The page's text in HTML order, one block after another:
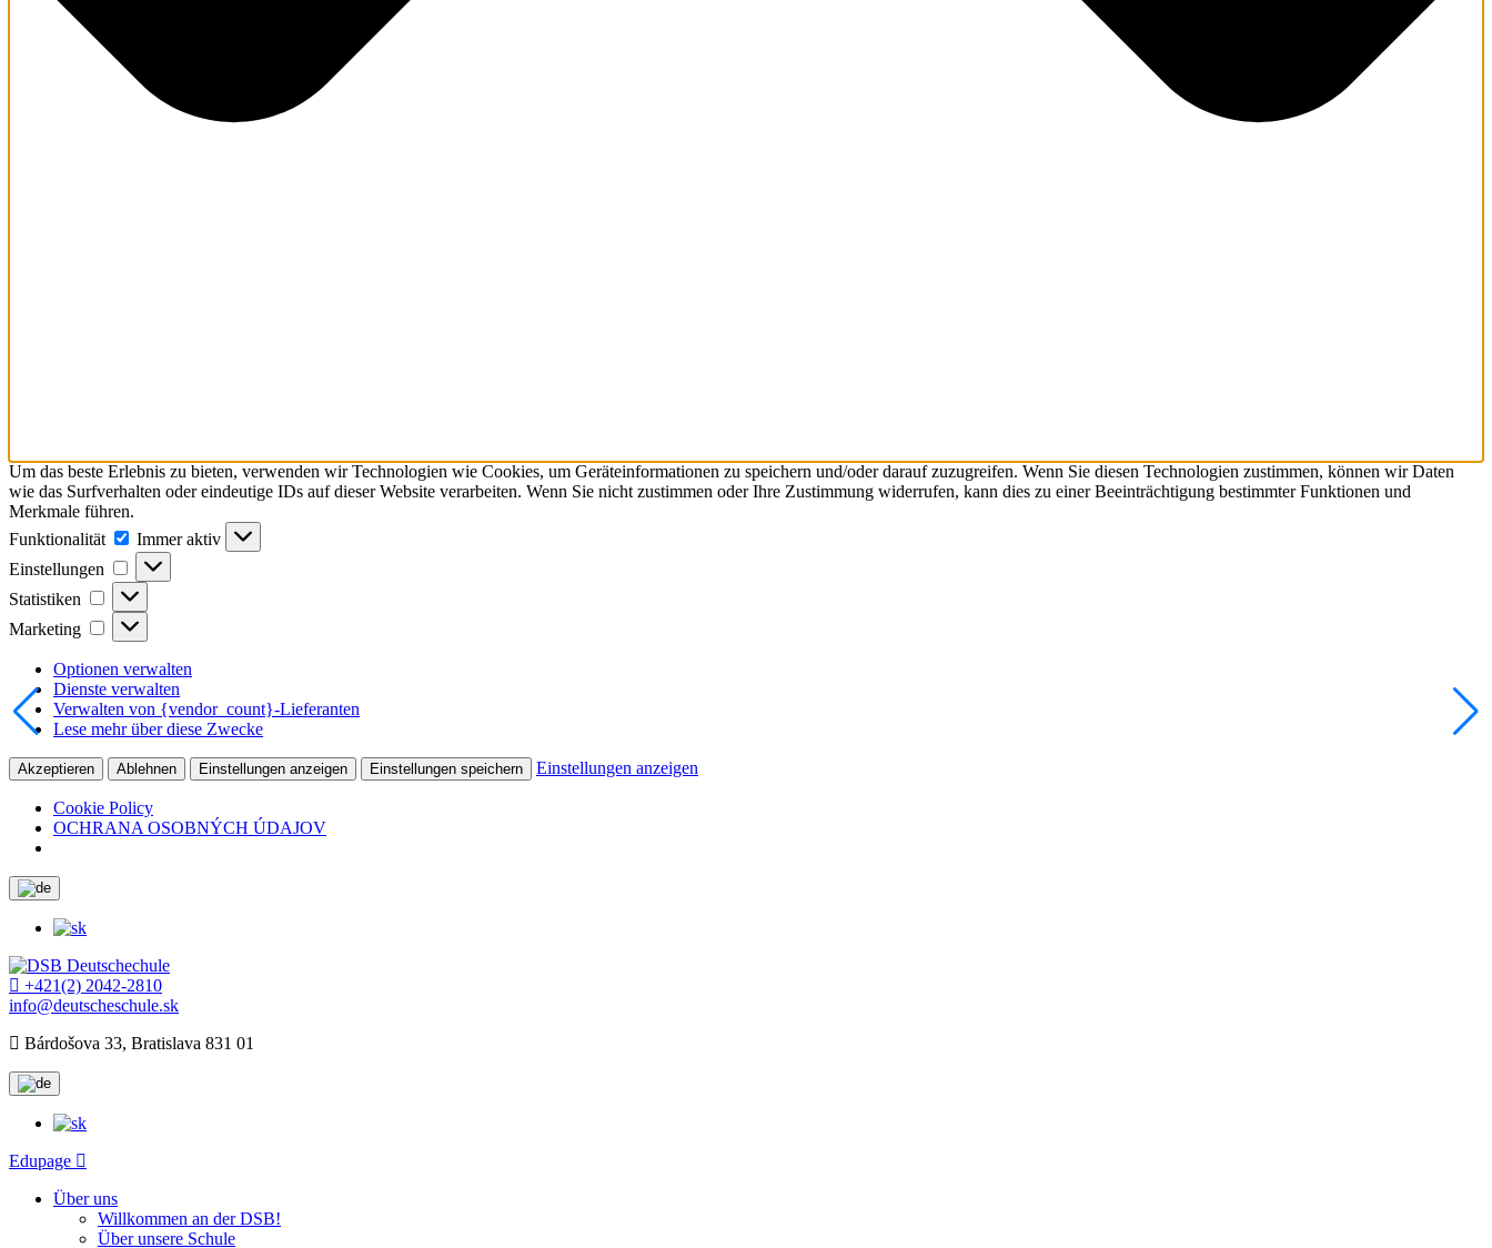
Um das beste Erlebnis zu bieten, verwenden wir Technologien wie Cookies, um Geräteinformationen zu speichern und/oder darauf zuzugreifen. Wenn Sie diesen Technologien zustimmen, können wir Daten
wie das Surfverhalten oder eindeutige IDs auf dieser Website verarbeiten. Wenn Sie nicht zustimmen oder Ihre Zustimmung widerrufen, kann dies zu einer Beeinträchtigung bestimmter Funktionen und
Merkmale führen.
Funktionalität
Funktionalität
Immer aktiv
Einstellungen
Einstellungen
Statistiken Statistiken
Marketing Marketing
Optionen verwalten
Dienste verwalten
Verwalten von {vendor_count}-Lieferanten
Lese mehr über diese Zwecke
Akzeptieren Ablehnen Einstellungen anzeigen Einstellungen speichern Einstellungen anzeigen
Cookie Policy
OCHRANA OSOBNÝCH ÚDAJOV
+421(2) 2042-2810
info@deutscheschule.sk
Bárdošova 33, Bratislava 831 01
Edupage
Über uns
Willkommen an der DSB!
Über unsere Schule